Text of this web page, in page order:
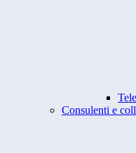
Consulenti e